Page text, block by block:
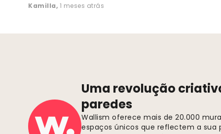
Kamilla, 1 meses atrás
Uma revolução
paredes
Wallism oferece mais de 20.000
espaços únicos que reflectem a sua